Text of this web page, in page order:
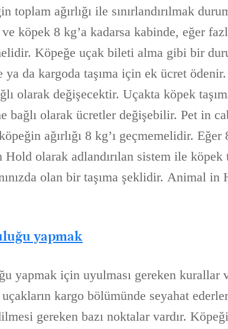
toplam ağırlığı ile sınırlandırılmak
ve köpek 8 kg’a kadarsa kabinde, eğer
Köpeğe uçak bileti alma gibi bir
da kargoda taşıma için ek ücret
olarak değişecektir. Uçakta köpek
bağlı olarak ücretler değişebilir. Pet in
ağırlığı 8 kg’ı geçmemelidir. Eğer
olarak adlandırılan sistem ile köpek
olan bir taşıma şeklidir. Animal in
yapmak
yapmak için uyulması gereken kurallar
kargo bölümünde seyahat
gereken bazı noktalar vardır.